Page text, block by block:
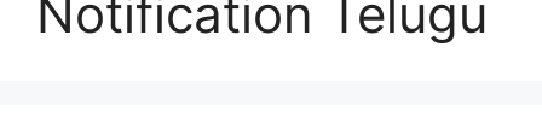
Notification Telugu